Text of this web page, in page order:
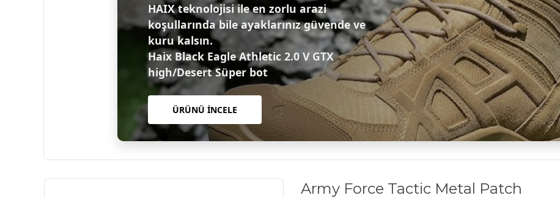
HAIX teknolojisi ile en zorlu arazi
koşullarında bile ayaklarınız güvende ve
kuru kalsın.
Haix Black Eagle Athletic 2.0 V GTX
high/Desert Süper bot
ÜRÜNÜ İNCELE
Army Force Tactic Metal Patch